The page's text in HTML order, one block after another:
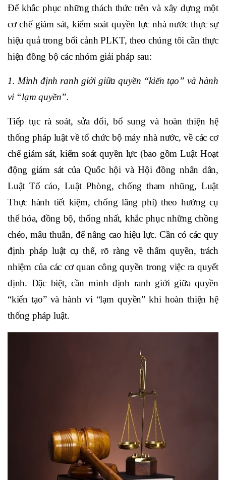
Để khắc phục những thách thức trên và xây dựng một
cơ chế giám sát, kiểm soát quyền lực nhà nước thực sự
hiệu quả trong bối cảnh PLKT, theo chúng tôi cần thực
hiện đồng bộ các nhóm giải pháp sau:
1. Minh định ranh giới giữa quyền “kiến tạo” và hành
vi “lạm quyền”.
Tiếp tục rà soát, sửa đổi, bổ sung và hoàn thiện hệ
thống pháp luật về tổ chức bộ máy nhà nước, về các cơ
chế giám sát, kiểm soát quyền lực (bao gồm Luật Hoạt
động giám sát của Quốc hội và Hội đồng nhân dân,
Luật Tố cáo, Luật Phòng, chống tham nhũng, Luật
Thực hành tiết kiệm, chống lãng phí) theo hướng cụ
thể hóa, đồng bộ, thống nhất, khắc phục những chồng
chéo, mâu thuẫn, để nâng cao hiệu lực. Cần có các quy
định pháp luật cụ thể, rõ ràng về thẩm quyền, trách
nhiệm của các cơ quan công quyền trong việc ra quyết
định. Đặc biệt, cần minh định ranh giới giữa quyền
“kiến tạo” và hành vi “lạm quyền” khi hoàn thiện hệ
thống pháp luật.